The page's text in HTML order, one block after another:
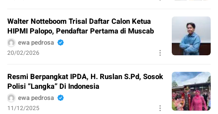
Walter Notteboom Trisal Daftar Calon Ketua
HIPMI Palopo, Pendaftar Pertama di Muscab
ewa pedrosa
20/02/2026
Resmi Berpangkat IPDA, H. Ruslan S.Pd, Sosok
Polisi “Langka” Di Indonesia
ewa pedrosa
11/12/2025